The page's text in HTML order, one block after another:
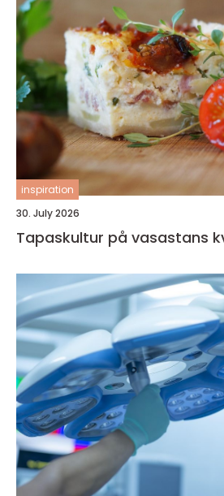
inspiration
30. July 2026
Tapaskultur på vasastans